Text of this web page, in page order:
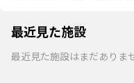
最近見た施設
最近見た施設はまだありま